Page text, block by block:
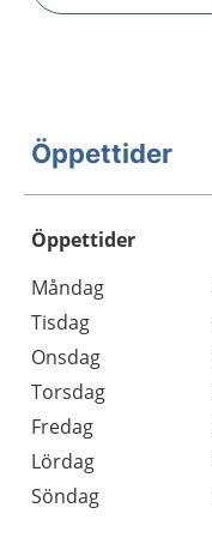
Öppettider
Öppettider
Dag
Öppettider
Kommentarer
Måndag
Tisdag
Onsdag
Torsdag
Fredag
Lördag
Söndag